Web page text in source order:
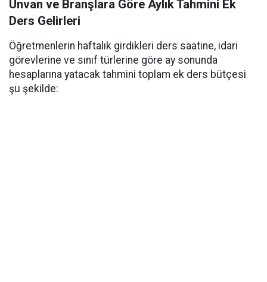
Ünvan ve Branşlara Göre Aylık Tahmini Ek
Ders Gelirleri
Öğretmenlerin haftalık girdikleri ders saatine, idari
görevlerine ve sınıf türlerine göre ay sonunda
hesaplarına yatacak tahmini toplam ek ders bütçesi
şu şekilde: